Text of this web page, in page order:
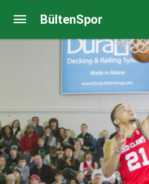
BültenSpor
Iffe Lundberg, Virtus